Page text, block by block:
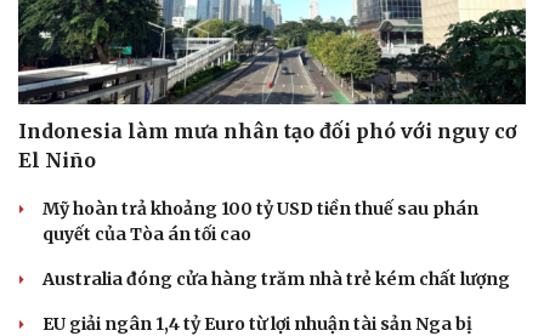
Indonesia làm mưa nhân tạo đối phó với nguy cơ
El Niño
Mỹ hoàn trả khoảng 100 tỷ USD tiền thuế sau phán
quyết của Tòa án tối cao
Australia đóng cửa hàng trăm nhà trẻ kém chất lượng
EU giải ngân 1,4 tỷ Euro từ lợi nhuận tài sản Nga bị